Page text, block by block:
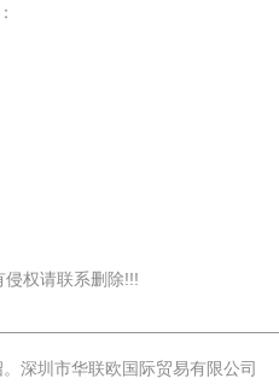
权请联系删除!!!
深圳市华联欧国际贸易有限公司